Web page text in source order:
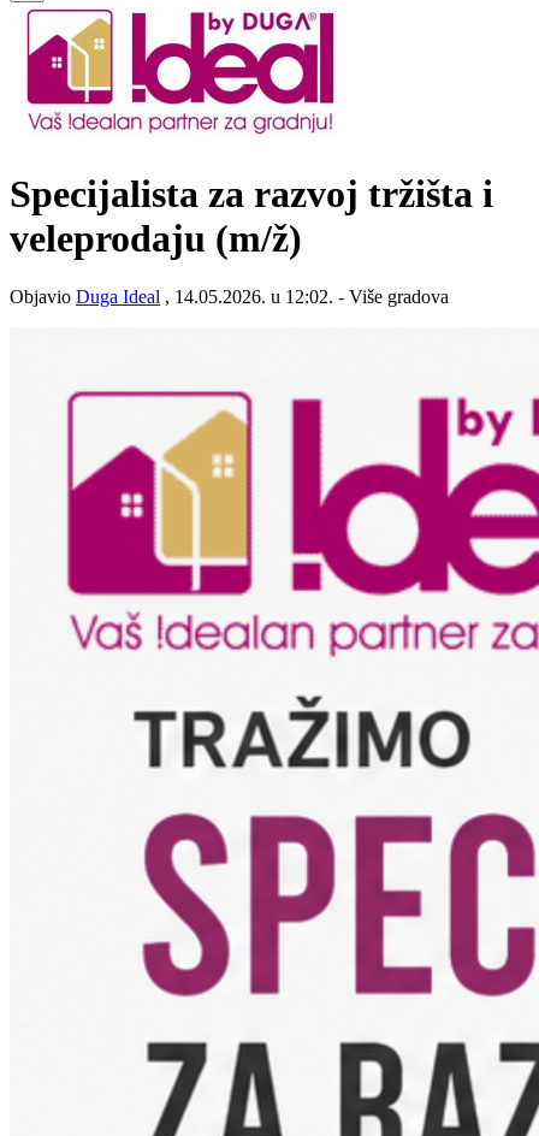
Specijalista za razvoj tržišta i
veleprodaju (m/ž)
Objavio Duga Ideal , 14.05.2026. u 12:02. - Više gradova